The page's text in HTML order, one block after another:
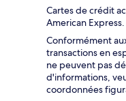
Cartes de crédit
American Express.
Conformément
transactions en
ne peuvent pas
d'informations,
coordonnées